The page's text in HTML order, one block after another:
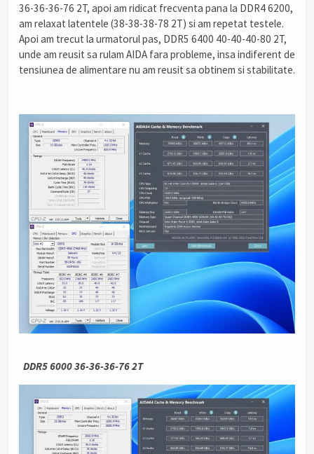
36-36-36-76 2T, apoi am ridicat frecventa pana la DDR4 6200,
am relaxat latentele (38-38-38-78 2T) si am repetat testele.
Apoi am trecut la urmatorul pas, DDR5 6400 40-40-40-80 2T,
unde am reusit sa rulam AIDA fara probleme, insa indiferent de
tensiunea de alimentare nu am reusit sa obtinem si stabilitate.
DDR5 6000 36-36-36-76 2T